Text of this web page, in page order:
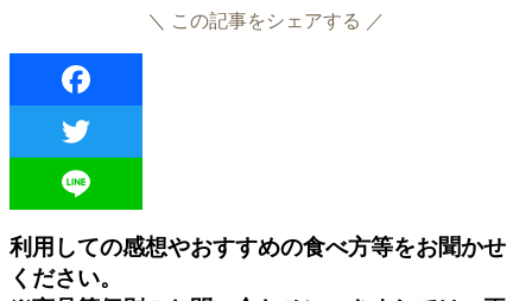
＼ この記事をシェアする ／
利用しての感想やおすすめの食べ方等をお聞かせ
ください。